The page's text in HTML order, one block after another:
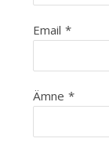
Email *
Ämne *